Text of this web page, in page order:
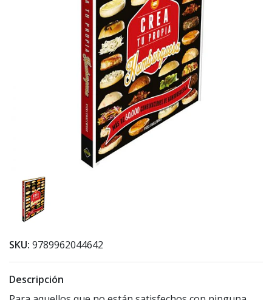
SKU: 9789962044642
Descripción